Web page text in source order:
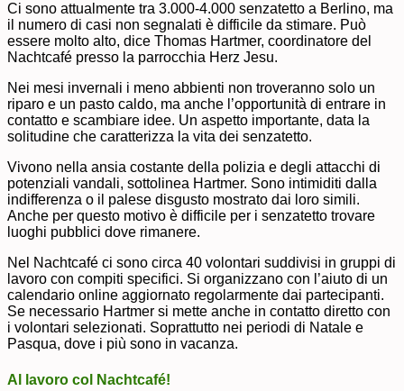
Ci sono attualmente tra 3.000-4.000 senzatetto a Berlino, ma
il numero di casi non segnalati è difficile da stimare. Può
essere molto alto, dice Thomas Hartmer, coordinatore del
Nachtcafé presso la parrocchia Herz Jesu.
Nei mesi invernali i meno abbienti non troveranno solo un
riparo e un pasto caldo, ma anche l’opportunità di entrare in
contatto e scambiare idee. Un aspetto importante, data la
solitudine che caratterizza la vita dei senzatetto.
Vivono nella ansia costante della polizia e degli attacchi di
potenziali vandali, sottolinea Hartmer. Sono intimiditi dalla
indifferenza o il palese disgusto mostrato dai loro simili.
Anche per questo motivo è difficile per i senzatetto trovare
luoghi pubblici dove rimanere.
Nel Nachtcafé ci sono circa 40 volontari suddivisi in gruppi di
lavoro con compiti specifici. Si organizzano con l’aiuto di un
calendario online aggiornato regolarmente dai partecipanti.
Se necessario Hartmer si mette anche in contatto diretto con
i volontari selezionati. Soprattutto nei periodi di Natale e
Pasqua, dove i più sono in vacanza.
Al lavoro col Nachtcafé!